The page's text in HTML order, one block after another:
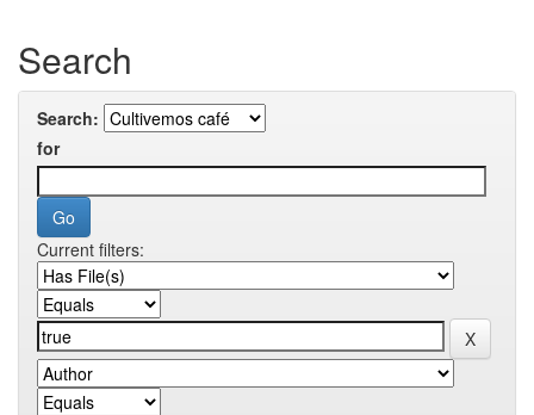
Search
Search:
for
Current filters: